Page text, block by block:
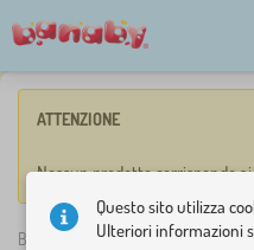
ATTENZIONE
Nessun prodotto corrisponde
Banaby.it »biancheria da letto/
Questo sito utilizza
Ulteriori informazioni